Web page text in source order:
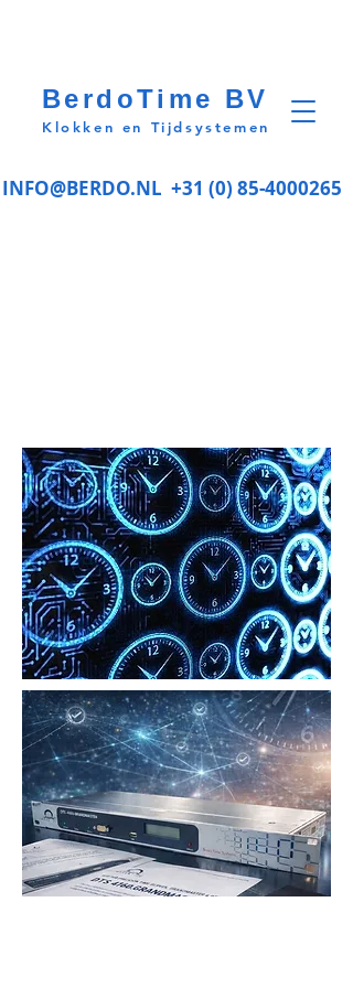
INFO@BERDO.NL +31 (0) 85-4000265
BerdoTime BV
Klokken en Tijdsystemen